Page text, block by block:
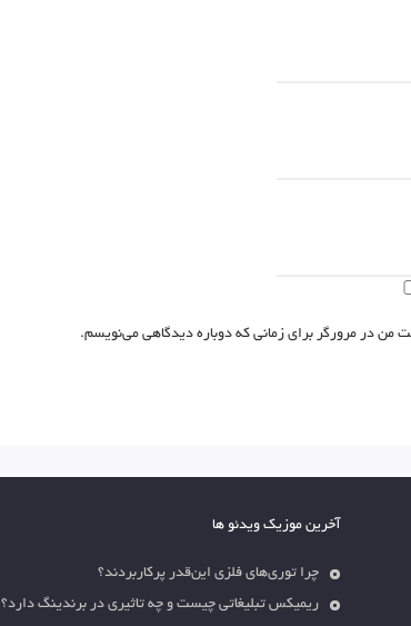
من در مرورگر برای زمانی که دوباره دیدگاهی می‌نویسم.
آخرین موزیک ویدئو ها
چرا توری‌های فلزی این‌قدر پرکاربردند؟
ریمیکس تبلیغاتی چیست و چه تاثیری در برندینگ دارد؟